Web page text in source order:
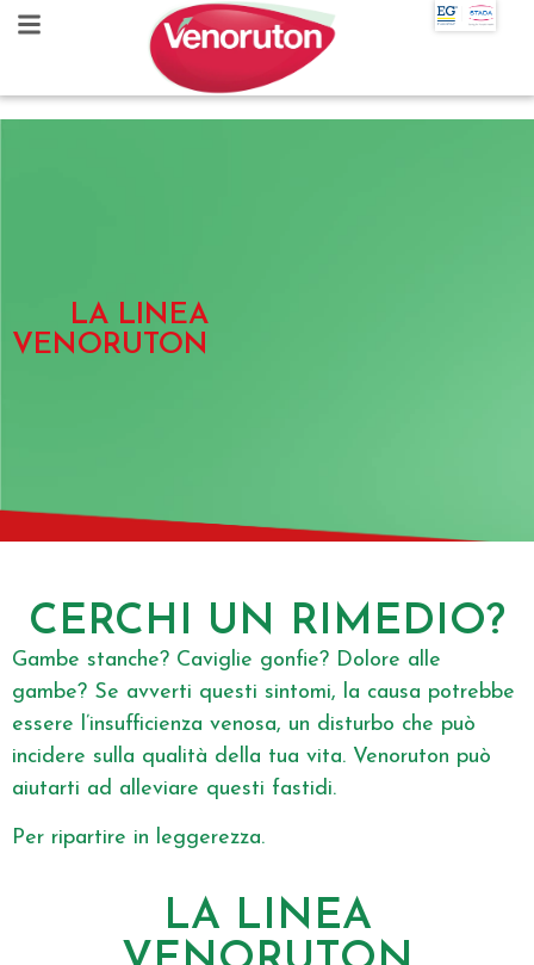
LA LINEA
VENORUTON
CERCHI UN RIMEDIO?
Gambe stanche? Caviglie gonfie? Dolore alle
gambe? Se avverti questi sintomi, la causa potrebbe
essere l’insufficienza venosa, un disturbo che può
incidere sulla qualità della tua vita. Venoruton può
aiutarti ad alleviare questi fastidi.
Per ripartire in leggerezza.
LA LINEA